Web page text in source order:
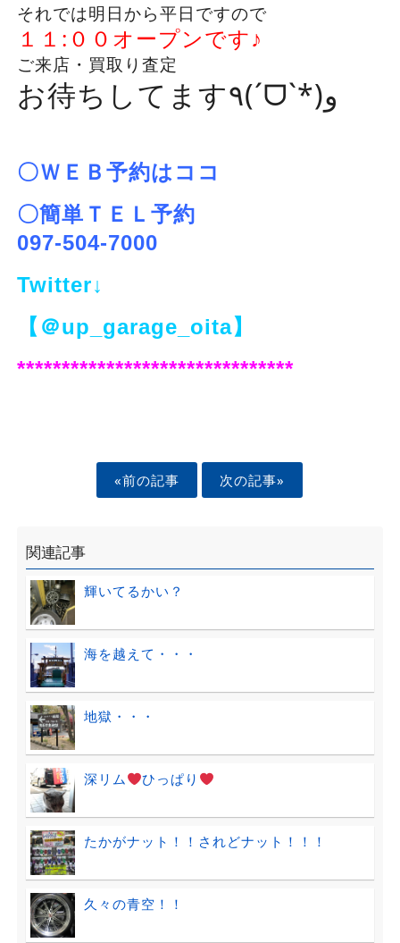
それでは明日から平日ですので
１１:００オープンです♪
ご来店・買取り査定
お待ちしてます٩(ˊᗜˋ*)و
〇ＷＥＢ予約はココ
〇簡単ＴＥＬ予約
097-504-7000
Twitter↓
【＠up_garage_oita】
*******************************
«前の記事 次の記事»
関連記事
輝いてるかい？
海を越えて・・・
地獄・・・
深リム ひっぱり
たかがナット！！されどナット！！！
久々の青空！！